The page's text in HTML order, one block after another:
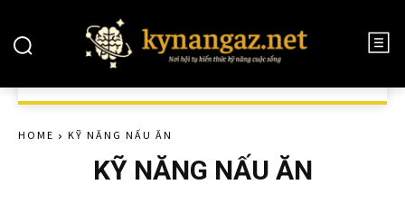
HOME KỸ NĂNG NẤU ĂN
KỸ NĂNG NẤU ĂN